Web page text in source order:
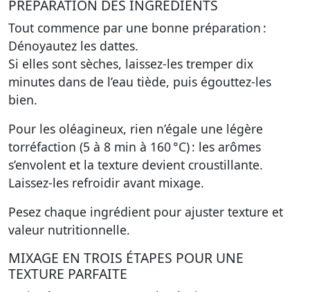
PRÉPARATION DES INGRÉDIENTS
Tout commence par une bonne préparation :
Dénoyautez les dattes.
Si elles sont sèches, laissez-les tremper dix
minutes dans de l’eau tiède, puis égouttez-les
bien.
Pour les oléagineux, rien n’égale une légère
torréfaction (5 à 8 min à 160 °C) : les arômes
s’envolent et la texture devient croustillante.
Laissez-les refroidir avant mixage.
Pesez chaque ingrédient pour ajuster texture et
valeur nutritionnelle.
MIXAGE EN TROIS ÉTAPES POUR UNE
TEXTURE PARFAITE